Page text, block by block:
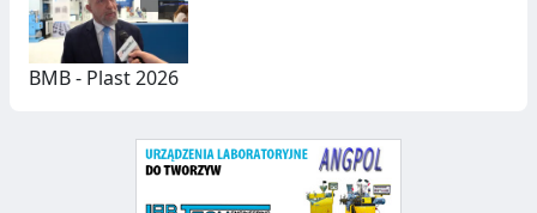
BMB - Plast 2026